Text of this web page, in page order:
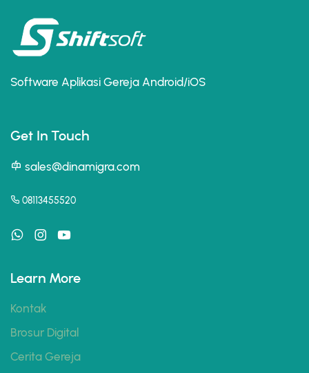
Software Aplikasi Gereja Android/iOS
Get In Touch
sales@dinamigra.com
08113455520
Learn More
Kontak
Brosur Digital
Cerita Gereja